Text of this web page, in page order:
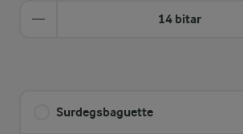
14 bitar
Surdegsbaguette